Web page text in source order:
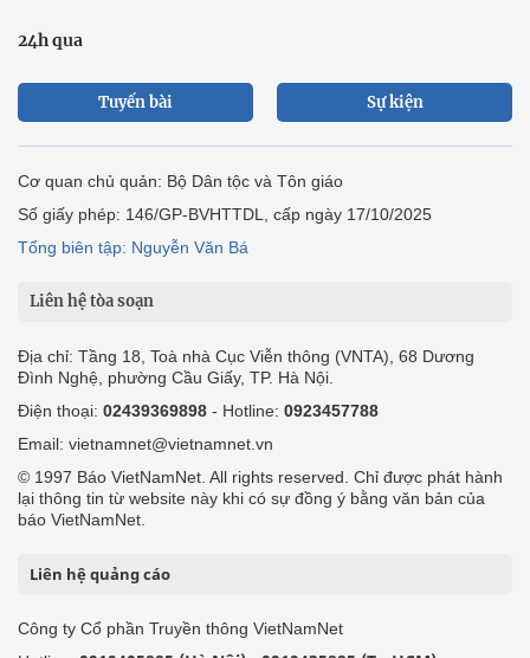
24h qua
Tuyến bài Sự kiện
Cơ quan chủ quản: Bộ Dân tộc và Tôn giáo
Số giấy phép: 146/GP-BVHTTDL, cấp ngày 17/10/2025
Tổng biên tập: Nguyễn Văn Bá
Liên hệ tòa soạn
Địa chỉ: Tầng 18, Toà nhà Cục Viễn thông (VNTA), 68 Dương
Đình Nghệ, phường Cầu Giấy, TP. Hà Nội.
Điện thoại: 02439369898 - Hotline: 0923457788
Email: vietnamnet@vietnamnet.vn
© 1997 Báo VietNamNet. All rights reserved. Chỉ được phát hành
lại thông tin từ website này khi có sự đồng ý bằng văn bản của
báo VietNamNet.
Liên hệ quảng cáo
Công ty Cổ phần Truyền thông VietNamNet